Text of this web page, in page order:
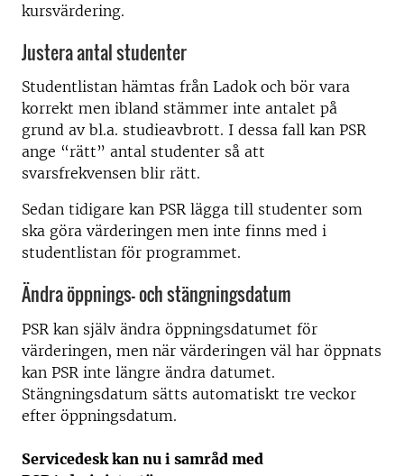
kursvärdering.
Justera antal studenter
Studentlistan hämtas från Ladok och bör vara
korrekt men ibland stämmer inte antalet på
grund av bl.a. studieavbrott. I dessa fall kan PSR
ange “rätt” antal studenter så att
svarsfrekvensen blir rätt.
Sedan tidigare kan PSR lägga till studenter som
ska göra värderingen men inte finns med i
studentlistan för programmet.
Ändra öppnings- och stängningsdatum
PSR kan själv ändra öppningsdatumet för
värderingen, men när värderingen väl har öppnats
kan PSR inte längre ändra datumet.
Stängningsdatum sätts automatiskt tre veckor
efter öppningsdatum.
Servicedesk kan nu i samråd med